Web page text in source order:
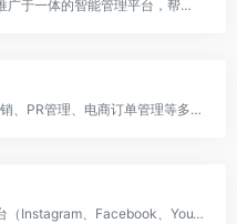
集联盟营销、网红合作与品牌推广于一体的智能管理平台，帮助外贸卖家高效拓展全球市场。
GRIN集成了网红营销、联盟营销、PR管理、电商订单管理等多种功能于一体，为品牌提供了全面的内容营销管理工具。
跨越社交媒体平台网红营销平台（Instagram、Facebook、YouTube、Pinterest等），拥有近300万网红资源。